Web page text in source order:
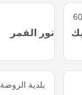
نور القمر
بلدية الروضة